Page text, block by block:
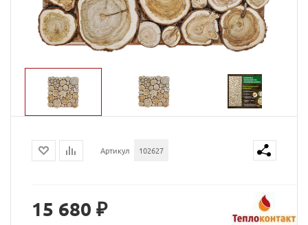
Артикул 102627
15 680 ₽